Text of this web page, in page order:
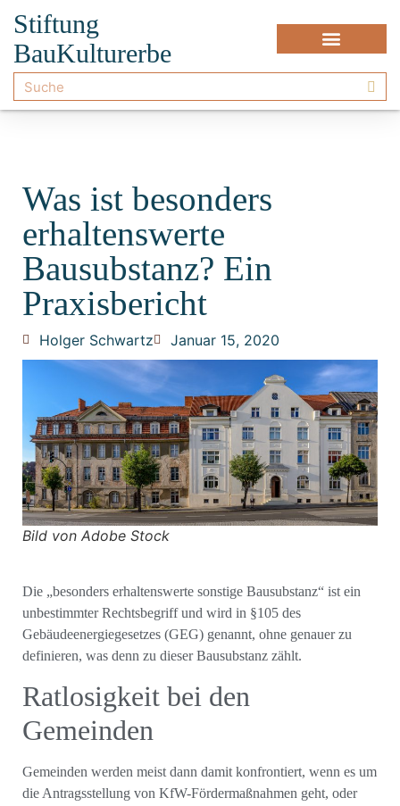
Stiftung
BauKulturerbe
Was ist besonders
erhaltenswerte
Bausubstanz? Ein
Praxisbericht
Holger Schwartz Januar 15, 2020
Bild von Adobe Stock
Die „besonders erhaltenswerte sonstige Bausubstanz“ ist ein
unbestimmter Rechtsbegriff und wird in §105 des
Gebäudeenergiegesetzes (GEG) genannt, ohne genauer zu
definieren, was denn zu dieser Bausubstanz zählt.
Ratlosigkeit bei den
Gemeinden
Gemeinden werden meist dann damit konfrontiert, wenn es um
die Antragsstellung von KfW-Fördermaßnahmen geht, oder